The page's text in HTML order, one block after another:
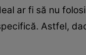
ar fi să nu
Astfel,